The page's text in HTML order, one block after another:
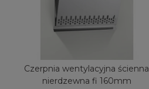
Czerpnia wentylacyjna ścienna
nierdzewna fi 160mm